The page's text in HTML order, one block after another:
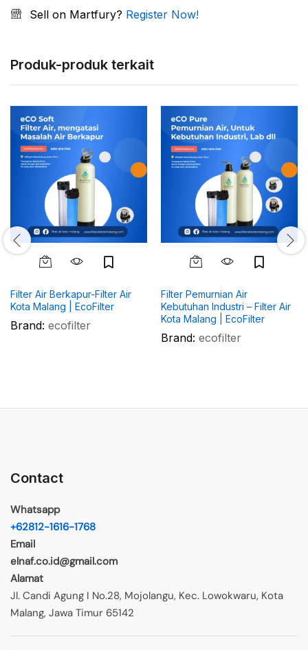
Sell on Martfury? Register Now!
Produk-produk terkait
Filter Air Berkapur-Filter Air
Kota Malang | EcoFilter
Brand: ecofilter
Filter Pemurnian Air
Kebutuhan Industri – Filter Air
Kota Malang | EcoFilter
Brand: ecofilter
Contact
Whatsapp
+62812-1616-1768
Email
elnaf.co.id@gmail.com
Alamat
Jl. Candi Agung I No.28, Mojolangu, Kec. Lowokwaru, Kota
Malang, Jawa Timur 65142